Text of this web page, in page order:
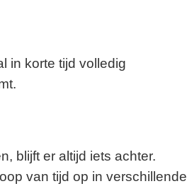
in korte tijd volledig
blijft er altijd iets achter.
van tijd op in verschillende